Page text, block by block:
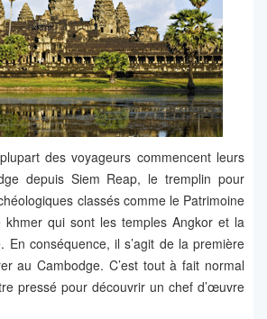
des voyageurs commencent leurs
depuis Siem Reap, le tremplin pour
classés comme le Patrimoine
khmer qui sont les temples Angkor et la
En conséquence, il s’agit de la première
au Cambodge. C’est tout à fait normal
pressé pour découvrir un chef d’œuvre